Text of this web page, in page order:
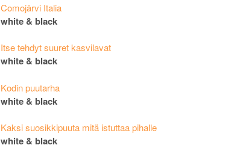
Comojärvi Italia
white & black
Itse tehdyt suuret kasvilavat
white & black
Kodin puutarha
white & black
Kaksi suosikkipuuta mitä istuttaa pihalle
white & black